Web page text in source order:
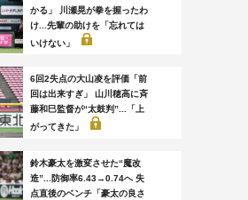
かる」 川瀬晃が拳を握ったわ
け...先輩の助けを「忘れては
いけない」
6回2失点の大山凌を評価「前
回は出来すぎ」 山川穂高に斉
藤和巳監督が“太鼓判”...「上
がってきた」
鈴木豪太を激変させた“魔改
造”...防御率6.43→0.74へ 失
点直後のベンチ「豪太の良さ